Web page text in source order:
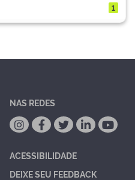
1
NAS REDES
ACESSIBILIDADE
DEIXE SEU FEEDBACK